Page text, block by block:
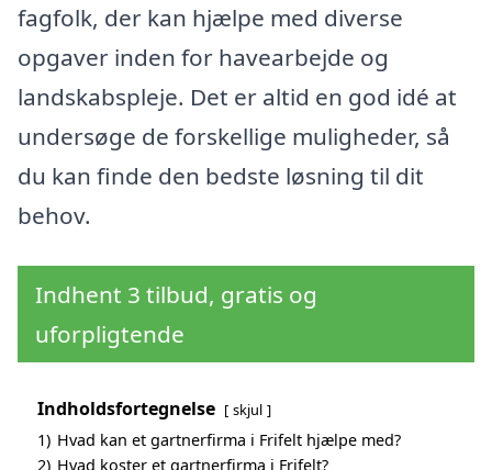
fagfolk, der kan hjælpe med diverse
opgaver inden for havearbejde og
landskabspleje. Det er altid en god idé at
undersøge de forskellige muligheder, så
du kan finde den bedste løsning til dit
behov.
Indhent 3 tilbud, gratis og
uforpligtende
Indholdsfortegnelse skjul
1) Hvad kan et gartnerfirma i Frifelt hjælpe med?
2) Hvad koster et gartnerfirma i Frifelt?